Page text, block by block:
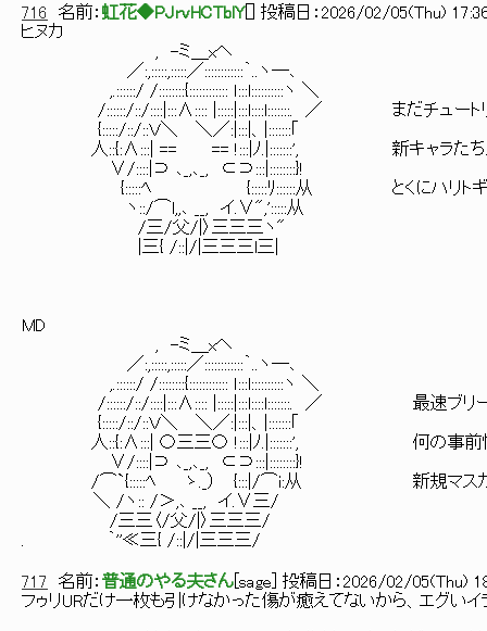
716 名前： 虹花◆PJrvHCTblY[ ] 投稿日： 2026/02/05(Thu)
ヒヌカ
, -ミ＿xヘ
／:,:::::,:::::／::::::::::::｀..ヽ―､
,.::::::/ /::::::::{:::::::::::: ｌ:::l::::::::::ヽ ＼
/::::::/::/::::|:::∧:::: |:::::|:::l::::l:::::::. ／ まだチュートリア
{:::::/::/::Ｖ＼ ＼／:|:::|、|:::::::｢
人::{:∧:::| == == !:::|ﾉ.|:::::::', 新キャラたち既
∨/::::|⊃ ､_,､_, ⊂⊃:::|::::::::}!
{:::::ﾍ {:::::ﾘ::::::从 とくにハリトギおじ粋
ヽ::/⌒l,,､ __, イ.∨",':::::从
/三/父/|〉三三三ヽ"
|三{ /::|/|三三三l三|
MD
, -ミ＿xヘ
／:,:::::,:::::／::::::::::::｀..ヽ―､
,.::::::/ /::::::::{:::::::::::: ｌ:::l::::::::::ヽ ＼
/::::::/::/::::|:::∧:::: |:::::|:::l::::l:::::::. ／ 最速ブリーチ
{:::::/::/::Ｖ＼ ＼／:|:::|、|:::::::｢
人::{:∧:::| 〇三三〇 !:::|ﾉ.|:::::::', 何の事前情
∨/::::|⊃ ､_,､_, ⊂⊃:::|::::::::}!
/⌒`{:::::ﾍ ゝ._） {:::|/⌒i:从 新規マスカレリトルナ
＼ /ヽ:: /＞,､ __, イ.∨三/
/三三〈/父/|〉三三三/
. ｀''≪三{ /::|/|三三三/
717 名前： 普通のやる夫さん sage ] 投稿日： 2026/02/05(Thu)
フゥリURだけ一枚も引けなかった傷が癒えてないから、エグいイ